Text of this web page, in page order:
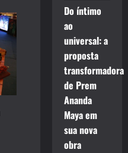
Do íntimo
ao
universal: a
proposta
transformadora
de Prem
Ananda
Maya em
sua nova
obra